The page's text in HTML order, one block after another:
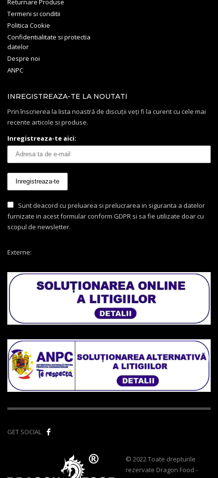
Returnare Produse
Termeni si conditii
Politica Cookie
Confidentialitate si protectia
datelor
Despre noi
ANPC
INREGISTREAZA-TE LA NOUTATI
Prin înscrierea la lista noastră de discuții veți fi la curent cu cele mai
recente articole si produse.
Inregistreaza-te aici:
Sunt deacord cu preluarea si prelucrarea in siguranta a datelor
furnizate in acest formular conform GDPR si sa fie utilizate doar cu
scopul de newsletter.
Externe:
GET SOCIAL
© 2022 Toate drepturile
rezervate Dragon Food -